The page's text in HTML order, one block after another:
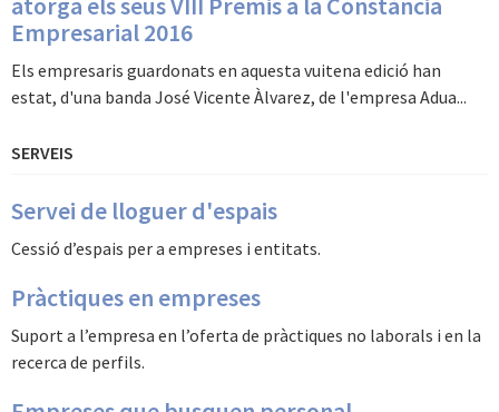
Empresarial 2016
Els empresaris guardonats en aquesta vuitena edició han
estat, d'una banda José Vicente Àlvarez, de l'empresa Adua...
SERVEIS
Servei de lloguer d'espais
Cessió d’espais per a empreses i entitats.
Pràctiques en empreses
Suport a l’empresa en l’oferta de pràctiques no laborals i en la
recerca de perfils.